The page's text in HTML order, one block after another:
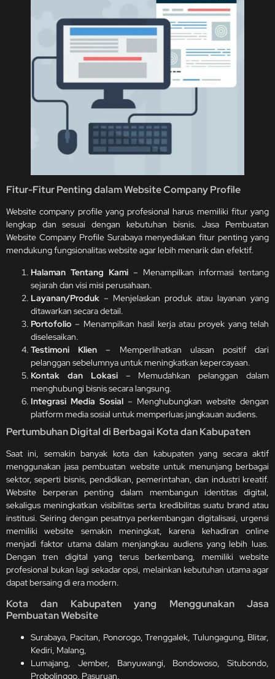
Fitur-Fitur Penting dalam Website Company Profile
Website company profile yang profesional harus memiliki fitur yang
lengkap dan sesuai dengan kebutuhan bisnis. Jasa Pembuatan
Website Company Profile Surabaya menyediakan fitur penting yang
mendukung fungsionalitas website agar lebih menarik dan efektif.
Halaman Tentang Kami – Menampilkan informasi tentang
sejarah dan visi misi perusahaan.
Layanan/Produk – Menjelaskan produk atau layanan yang
ditawarkan secara detail.
Portofolio – Menampilkan hasil kerja atau proyek yang telah
diselesaikan.
Testimoni Klien – Memperlihatkan ulasan positif dari
pelanggan sebelumnya untuk meningkatkan kepercayaan.
Kontak dan Lokasi– Memudahkan pelanggan dalam
menghubungi bisnis secara langsung.
Integrasi Media Sosial – Menghubungkan website dengan
platform media sosial untuk memperluas jangkauan audiens.
Pertumbuhan Digital di Berbagai Kota dan Kabupaten
Saat ini, semakin banyak kota dan kabupaten yang secara aktif
menggunakan jasa pembuatan website untuk menunjang berbagai
sektor, seperti bisnis, pendidikan, pemerintahan, dan industri kreatif.
Website berperan penting dalam membangun identitas digital,
sekaligus meningkatkan visibilitas serta kredibilitas suatu brand atau
institusi. Seiring dengan pesatnya perkembangan digitalisasi, urgensi
memiliki website semakin meningkat, karena kehadiran online
menjadi faktor utama dalam menjangkau audiens yang lebih luas.
Dengan tren digital yang terus berkembang, memiliki website
profesional bukan lagi sekadar opsi, melainkan kebutuhan utama agar
dapat bersaing di era modern.
Kota dan Kabupaten yang Menggunakan Jasa
Pembuatan Website
Surabaya, Pacitan, Ponorogo, Trenggalek, Tulungagung, Blitar,
Kediri, Malang,
Lumajang, Jember, Banyuwangi, Bondowoso, Situbondo,
Probolinggo, Pasuruan,